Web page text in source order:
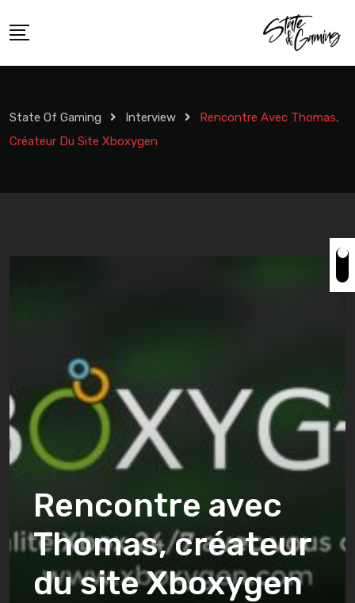
to
State Of Gaming Interview
Rencontre Avec Thomas,
Créateur Du Site Xboxygen
Rencontre avec
Thomas, créateur
du site Xboxygen